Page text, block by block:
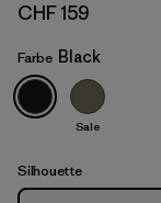
Black
CHF 159
Farbe Black
Sale
Silhouette